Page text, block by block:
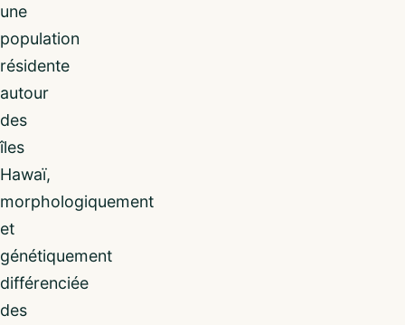
une
population
résidente
autour
des
îles
Hawaï,
morphologiquement
et
génétiquement
différenciée
des